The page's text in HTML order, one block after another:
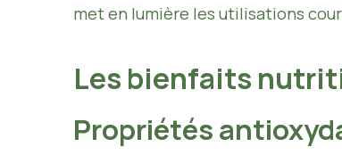
met en lumière les utilisations
Les bienfaits
Propriétés